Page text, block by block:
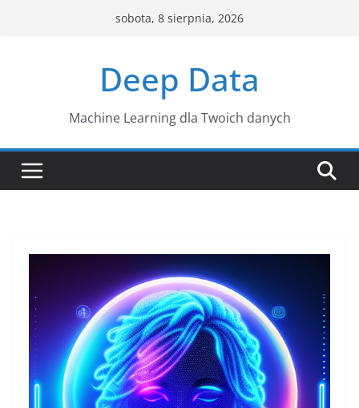
sobota, 8 sierpnia, 2026
Deep Data
Machine Learning dla Twoich danych